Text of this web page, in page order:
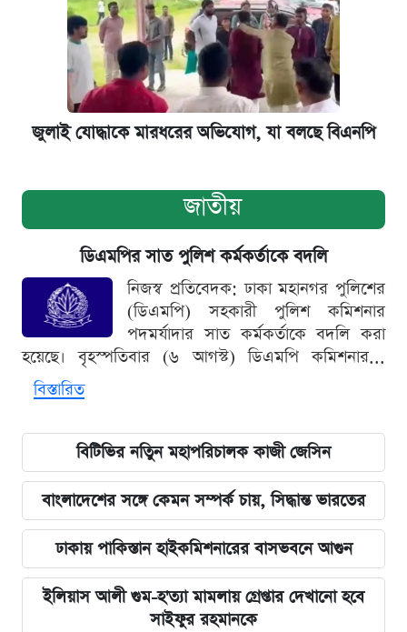
জুলাই যোদ্ধাকে মারধরের অভিযোগ, যা বলছে বিএনপি
জাতীয়
ডিএমপির সাত পুলিশ কর্মকর্তাকে বদলি
নিজস্ব প্রতিবেদক: ঢাকা মহানগর পুলিশের
(ডিএমপি) সহকারী পুলিশ কমিশনার
পদমর্যাদার সাত কর্মকর্তাকে বদলি করা
হয়েছে। বৃহস্পতিবার (৬ আগস্ট) ডিএমপি কমিশনার...
বিস্তারিত
বিটিভির নতিুন মহাপরিচালক কাজী জেসিন
বাংলাদেশের সঙ্গে কেমন সম্পর্ক চায়, সিদ্ধান্ত ভারতের
ঢাকায় পাকিস্তান হাইকমিশনারের বাসভবনে আগুন
ইলিয়াস আলী গুম-হ'ত্যা মামলায় গ্রেপ্তার দেখানো হবে
সাইফুর রহমানকে